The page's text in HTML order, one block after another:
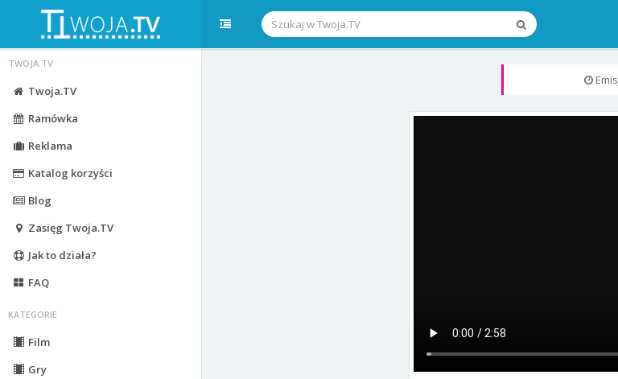
TWOJA.TV
Twoja.TV
Ramówka
Reklama
Katalog korzyści
Blog
Zasięg Twoja.TV
Jak to działa?
FAQ
KATEGORIE
Film
Gry